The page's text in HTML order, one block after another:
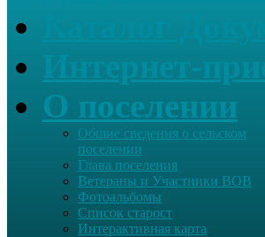
О поселении
Общие сведения о сельском
поселении
Глава поселения
Ветераны и Участники ВОВ
Фотоальбомы
Список старост
Интерактивная карта